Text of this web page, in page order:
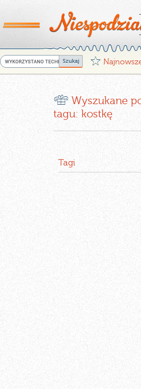
G
r Wyszukane
tagu: kostkę
Tagi